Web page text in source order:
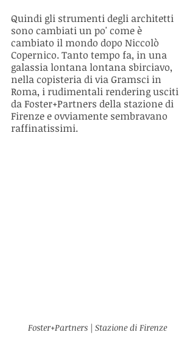
Quindi gli strumenti degli architetti
sono cambiati un po' come è
cambiato il mondo dopo Niccolò
Copernico. Tanto tempo fa, in una
galassia lontana lontana sbirciavo,
nella copisteria di via Gramsci in
Roma, i rudimentali rendering usciti
da Foster+Partners della stazione di
Firenze e ovviamente sembravano
raffinatissimi.
Foster+Partners | Stazione di Firenze